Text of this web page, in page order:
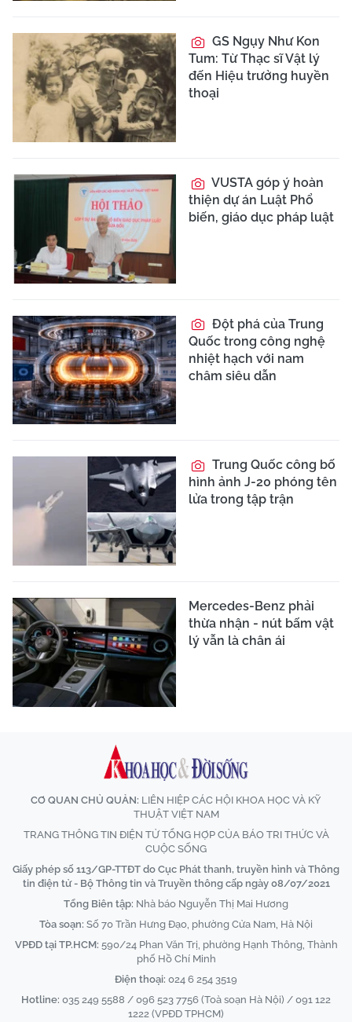
GS Ngụy Như Kon
Tum: Từ Thạc sĩ Vật lý
đến Hiệu trưởng huyền
thoại
VUSTA góp ý hoàn
thiện dự án Luật Phổ
biến, giáo dục pháp luật
Đột phá của Trung
Quốc trong công nghệ
nhiệt hạch với nam
châm siêu dẫn
Trung Quốc công bố
hình ảnh J-20 phóng tên
lửa trong tập trận
Mercedes-Benz phải
thừa nhận - nút bấm vật
lý vẫn là chân ái
CƠ QUAN CHỦ QUẢN: LIÊN HIỆP CÁC HỘI KHOA HỌC VÀ KỸ
THUẬT VIỆT NAM
TRANG THÔNG TIN ĐIỆN TỬ TỔNG HỢP CỦA BÁO TRI THỨC VÀ
CUỘC SỐNG
Giấy phép số 113/GP-TTĐT do Cục Phát thanh, truyền hình và Thông
tin điện tử - Bộ Thông tin và Truyền thông cấp ngày 08/07/2021
Tổng Biên tập: Nhà báo Nguyễn Thị Mai Hương
Tòa soạn: Số 70 Trần Hưng Đạo, phường Cửa Nam, Hà Nội
VPĐD tại TP.HCM: 590/24 Phan Văn Trị, phường Hạnh Thông, Thành
phố Hồ Chí Minh
Điện thoại: 024 6 254 3519
Hotline: 035 249 5588 / 096 523 7756 (Toà soạn Hà Nội) / 091 122
1222 (VPĐD TPHCM)